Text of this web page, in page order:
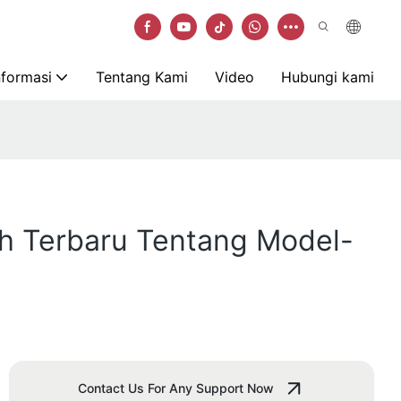
Tentang Kami Video Hubungi kami
Terbaru Tentang Model-
Contact Us For Any Support Now